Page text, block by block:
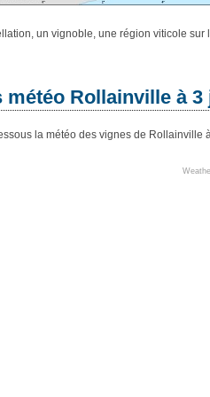
un vignoble, une région viticole sur
météo Rollainville à 3
la météo des vignes de Rollainville